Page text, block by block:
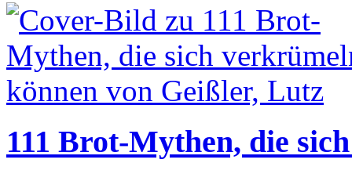
111 Brot-Mythen, die